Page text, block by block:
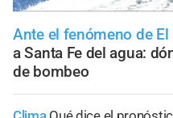
Ante el fenómeno de El
a Santa Fe del agua:
de bombeo